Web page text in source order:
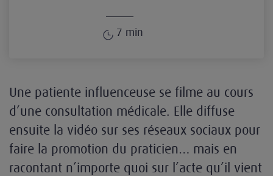
7 min
Une patiente influenceuse se filme au cours
d’une consultation médicale. Elle diffuse
ensuite la vidéo sur ses réseaux sociaux pour
faire la promotion du praticien… mais en
racontant n’importe quoi sur l’acte qu’il vient